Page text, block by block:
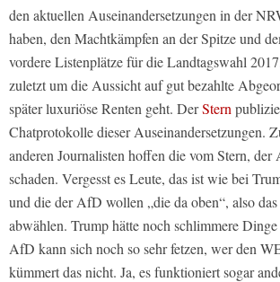
den aktuellen Auseinandersetzungen in der
haben, den Machtkämpfen an der Spitze und
vordere Listenplätze für die Landtagswahl
zuletzt um die Aussicht auf gut bezahlte
später luxuriöse Renten geht. DerStern
Chatprotokolle dieser Auseinandersetzungen.
anderen Journalisten hoffen die vom Stern,
schaden. Vergesst es Leute, das ist wie bei
und die der AfD wollen „die da oben“, also
abwählen. Trump hätte noch schlimmere
AfD kann sich noch so sehr fetzen, wer den
kümmert das nicht. Ja, es funktioniert sogar